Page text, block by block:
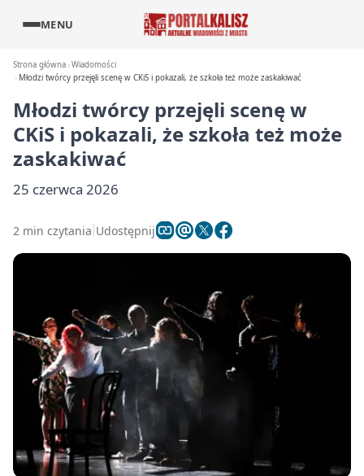
MENU
Strona główna Wiadomości
Młodzi twórcy przejęli scenę w CKiS i pokazali, że szkoła też może zaskakiwać
Młodzi twórcy przejęli scenę w
CKiS i pokazali, że szkoła też może
zaskakiwać
25 czerwca 2026
2 min czytania Udostępnij